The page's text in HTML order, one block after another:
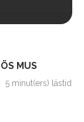
MUS
5 minut(ers) lästid